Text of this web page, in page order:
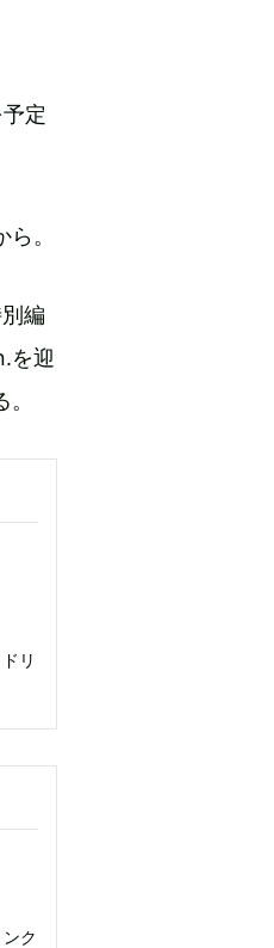
定
ら。
編
を迎
リ
ク